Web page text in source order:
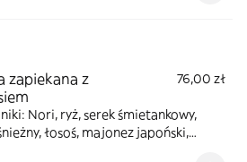
zapiekana z
76,00 zł
Nori, ryż, serek śmietankowy,
łosoś, majonez japoński,